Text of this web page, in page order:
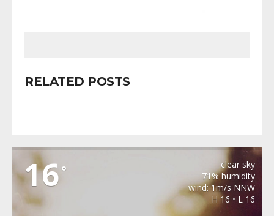
RELATED POSTS
16°
clear sky
71% humidity
wind: 1m/s NNW
H 16 • L 16